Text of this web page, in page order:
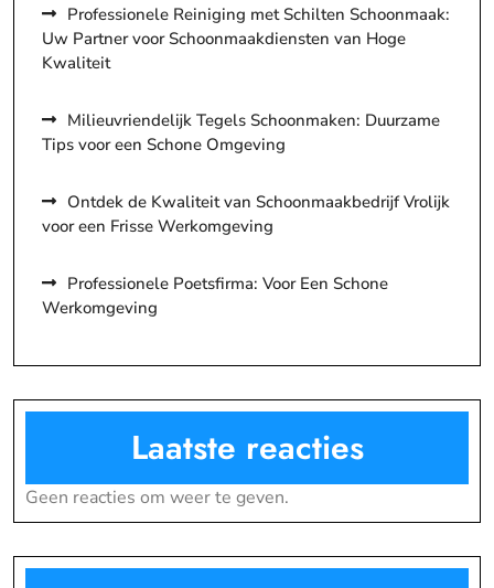
Professionele Reiniging met Schilten Schoonmaak:
Uw Partner voor Schoonmaakdiensten van Hoge
Kwaliteit
Milieuvriendelijk Tegels Schoonmaken: Duurzame
Tips voor een Schone Omgeving
Ontdek de Kwaliteit van Schoonmaakbedrijf Vrolijk
voor een Frisse Werkomgeving
Professionele Poetsfirma: Voor Een Schone
Werkomgeving
Laatste reacties
Geen reacties om weer te geven.